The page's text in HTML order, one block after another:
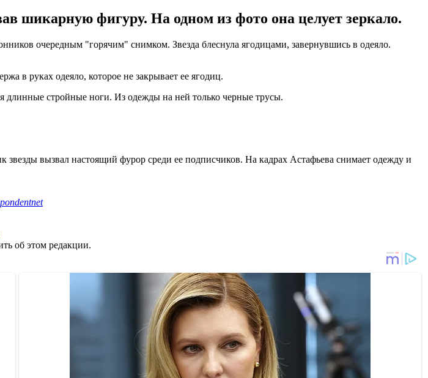
шикарную фигуру. На одном из фото она целует зеркало.
очередным "горячим" снимком. Звезда блеснула ягодицами, завернувшись в одеяло.
в руках одеяло, которое не закрывает ее ягодиц.
длинные стройные ноги. Из одежды на ней только черные трусы.
звезды вызвал настоящий фурор среди ее подписчиков. На кадрах Астафьева снимает одежду и
об этом редакции.